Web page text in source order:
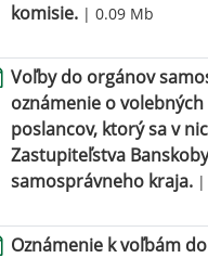
komisie. | 0.09 Mb
Voľby do orgánov
oznámenie o
poslancov, ktorý sa v
Zastupiteľstva
samosprávneho kraja. |
Oznámenie k voľbám